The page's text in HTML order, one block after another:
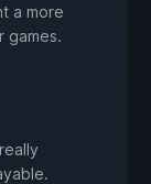
a more
games.